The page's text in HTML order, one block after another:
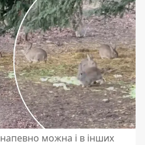
можна і в інших